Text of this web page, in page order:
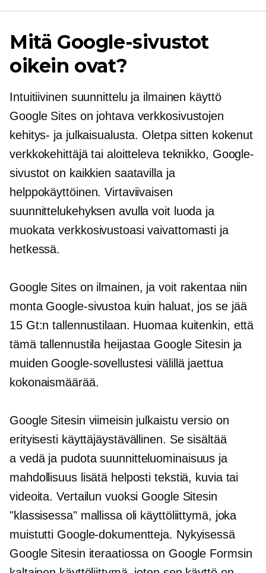
Mitä Google-sivustot
oikein ovat?
Intuitiivinen suunnittelu ja ilmainen käyttö
Google Sites on johtava verkkosivustojen
kehitys- ja julkaisualusta. Oletpa sitten kokenut
verkkokehittäjä tai aloitteleva teknikko, Google-
sivustot on kaikkien saatavilla ja
helppokäyttöinen. Virtaviivaisen
suunnittelukehyksen avulla voit luoda ja
muokata verkkosivustoasi vaivattomasti ja
hetkessä.
Google Sites on ilmainen, ja voit rakentaa niin
monta Google-sivustoa kuin haluat, jos se jää
15 Gt:n tallennustilaan. Huomaa kuitenkin, että
tämä tallennustila heijastaa Google Sitesin ja
muiden Google-sovellustesi välillä jaettua
kokonaismäärää.
Google Sitesin viimeisin julkaistu versio on
erityisesti käyttäjäystävällinen. Se sisältää
a vedä ja pudotasuunnitteluominaisuus ja
mahdollisuus lisätä helposti tekstiä, kuvia tai
videoita. Vertailun vuoksi Google Sitesin
"klassisessa" mallissa oli käyttöliittymä, joka
muistutti Google-dokumentteja. Nykyisessä
Google Sitesin iteraatiossa on Google Formsin